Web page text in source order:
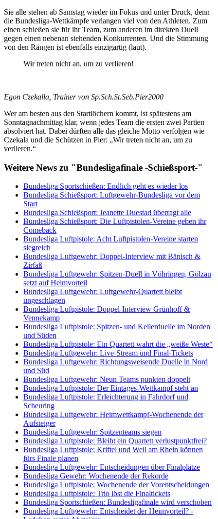
Sie alle stehen ab Samstag wieder im Fokus und unter Druck, denn
die Bundesliga-Wettkämpfe verlangen viel von den Athleten. Zum
einen schießen sie für ihr Team, zum anderen im direkten Duell
gegen einen nebenan stehenden Konkurrenten. Und die Stimmung
von den Rängen ist ebenfalls einzigartig (laut).
Wir treten nicht an, um zu verlieren!
Egon Czekalla, Trainer von Sp.Sch.St.Seb.Pier2000
Wer am besten aus den Startlöchern kommt, ist spätestens am
Sonntagnachmittag klar, wenn jedes Team die ersten zwei Partien
absolviert hat. Dabei dürften alle das gleiche Motto verfolgen wie
Czekala und die Schützen in Pier: „Wir treten nicht an, um zu
verlieren.“
Weitere News zu "Bundesligafinale -Schießsport-"
Bundesliga Sportschießen: Endlich geht es wieder los
Bundesliga Schießsport: Luftgewehr-Bundesliga vor dem
Start
Bundesliga Schießsport: Jeanette Duestad überragt alle
Bundesliga Schießsport: Die Luftpistolen-Vereine geben ihr
Comeback
Bundesliga Luftpistole: Acht Luftpistolen-Vereine starten
siegreich
Bundesliga Luftgewehr: Doppel-Interview mit Bänisch &
Zirfaß
Bundesliga Luftgewehr: Spitzen-Duell in Vöhringen, Gölzau
setzt auf Heimvorteil
Bundesliga Luftgewehr: Luftgewehr-Quartett bleibt
ungeschlagen
Bundesliga Luftpistole: Doppel-Interview Grünhoff &
Vennekamp
Bundesliga Luftpistole: Spitzen- und Kellerduelle im Norden
und Süden
Bundesliga Luftpistole: Ein Quartett wahrt die „weiße Weste“
Bundesliga Luftgewehr: Live-Stream und Final-Tickets
Bundesliga Luftgewehr: Richtungsweisende Duelle in Nord
und Süd
Bundesliga Luftgewehr: Neun Teams punkten doppelt
Bundesliga Luftpistole: Der Eintages-Wettkampf steht an
Bundesliga Luftpistole: Erleichterung in Fahrdorf und
Scheuring
Bundesliga Luftgewehr: Heimwettkampf-Wochenende der
Aufsteiger
Bundesliga Luftgewehr: Spitzenteams siegen
Bundesliga Luftpistole: Bleibt ein Quartett verlustpunktfrei?
Bundesliga Luftpistole: Kriftel und Weil am Rhein können
fürs Finale planen
Bundesliga Luftgewehr: Entscheidungen über Finalplätze
Bundesliga Gewehr: Wochenende der Rekorde
Bundesliga Luftpistole: Wochenende der Vorentscheidungen
Bundesliga Luftpistole: Trio löst die Finaltickets
Bundesliga Sportschießen: Bundesligafinale wird verschoben
Bundesliga Luftgewehr: Entscheidet der Heimvorteil? -